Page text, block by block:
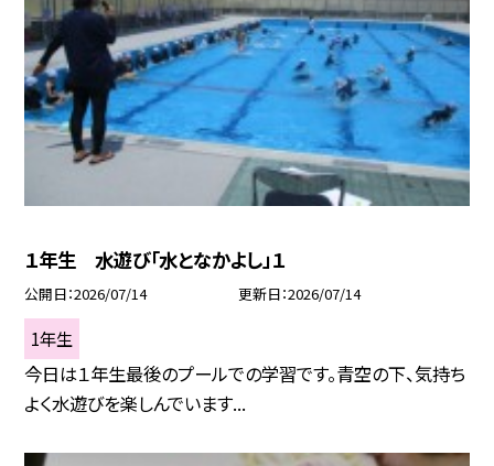
１年生 水遊び「水となかよし」１
公開日 2026/07/14 更新日 2026/07/14
1年生
今日は１年生最後のプールでの学習です。青空の下、気持ち
よく水遊びを楽しんでいます...